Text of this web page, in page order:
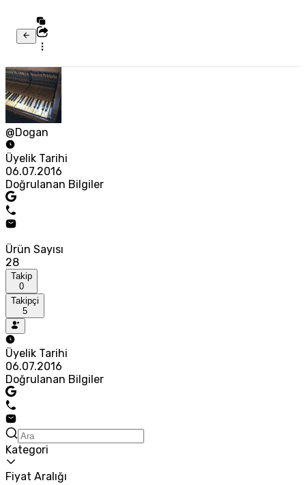
@Dogan
Üyelik Tarihi
06.07.2016
Doğrulanan Bilgiler
Ürün Sayısı
28
Takip
0
Takipçi
5
Üyelik Tarihi
06.07.2016
Doğrulanan Bilgiler
Kategori
Fiyat Aralığı